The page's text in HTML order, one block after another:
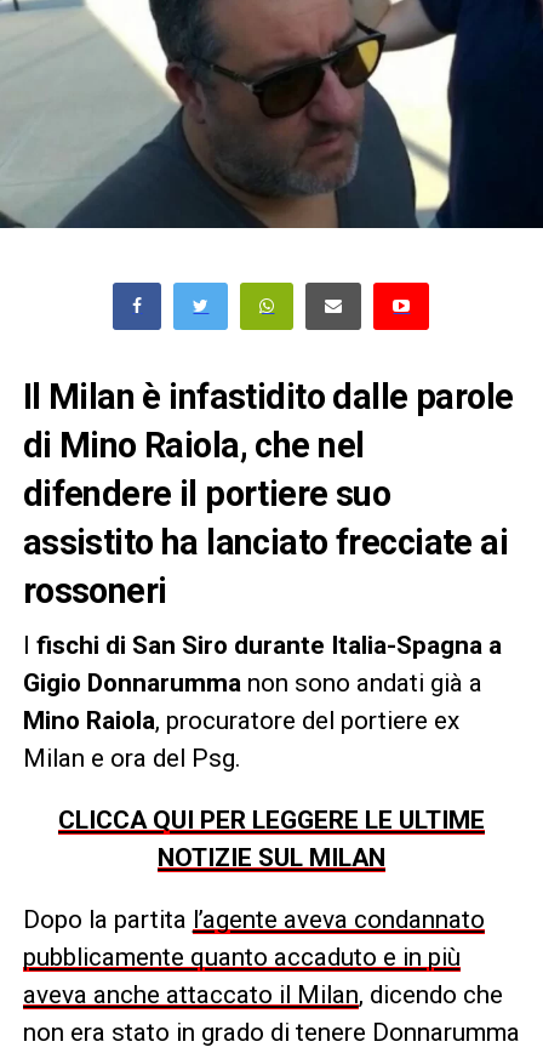
Il Milan è infastidito dalle parole
di Mino Raiola, che nel
difendere il portiere suo
assistito ha lanciato frecciate ai
rossoneri
I fischi di San Siro durante Italia-Spagna a
Gigio Donnarumma non sono andati già a
Mino Raiola, procuratore del portiere ex
Milan e ora del Psg.
CLICCA QUI PER LEGGERE LE ULTIME
NOTIZIE SUL MILAN
Dopo la partita l’agente aveva condannato
pubblicamente quanto accaduto e in più
aveva anche attaccato il Milan, dicendo che
non era stato in grado di tenere Donnarumma